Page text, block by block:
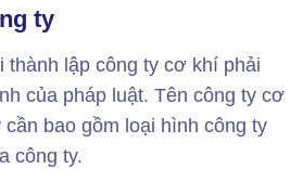
ty
thành lập công ty cơ khí phải
của pháp luật. Tên công ty cơ
cần bao gồm loại hình công ty
công ty.